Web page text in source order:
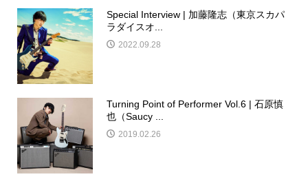
Special Interview | 加藤隆志（東京スカパ
ラダイスオ...
2022.09.28
Turning Point of Performer Vol.6 | 石原慎
也（Saucy ...
2019.02.26